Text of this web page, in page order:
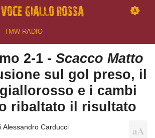
TMW RADIO
2-1 - Scacco Matto
sul gol preso, il
e i cambi
ribaltato il risultato
Alessandro Carducci